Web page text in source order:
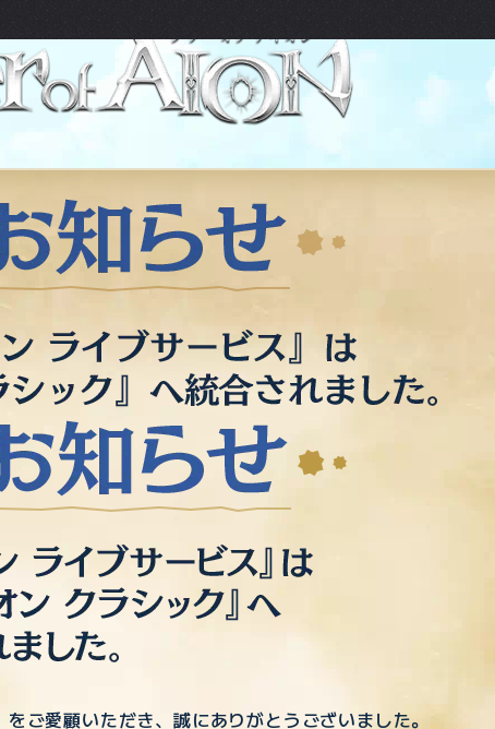
ご愛顧いただき、誠にありがとうございました。